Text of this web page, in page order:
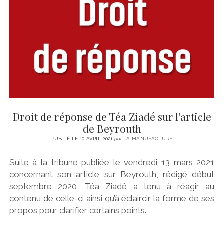
CINÉMA
LITTÉRATURE
ÉCONOMIE
SPORT
SANTÉ
instagram
emailemail-
Droit de réponse de Téa Ziadé sur l’article
de Beyrouth
PUBLIÉ LE 10 AVRIL 2021 parLA MANUFACTURE
Suite à la tribune publiée le vendredi 13 mars 2021
concernant son article sur Beyrouth, rédigé début
septembre 2020, Téa Ziadé a tenu à réagir au
contenu de celle-ci ainsi qu’à éclaircir la forme de ses
propos pour clarifier certains points.